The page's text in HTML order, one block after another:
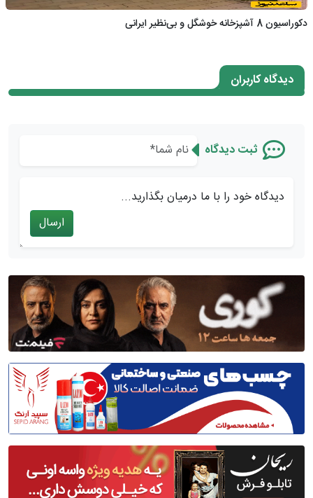
دکوراسیون 8 آشپزخانه خوشگل و بی‌نظیر ایرانی
دیدگاه کاربران
ثبت دیدگاه
دیدگاه خود را با ما درمیان بگذارید...
ارسال